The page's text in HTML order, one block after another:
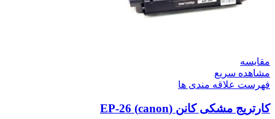
مقایسه
مشاهده سریع
فهرست علاقه مندی ها
کارتریج مشکی کانن (canon) EP-26